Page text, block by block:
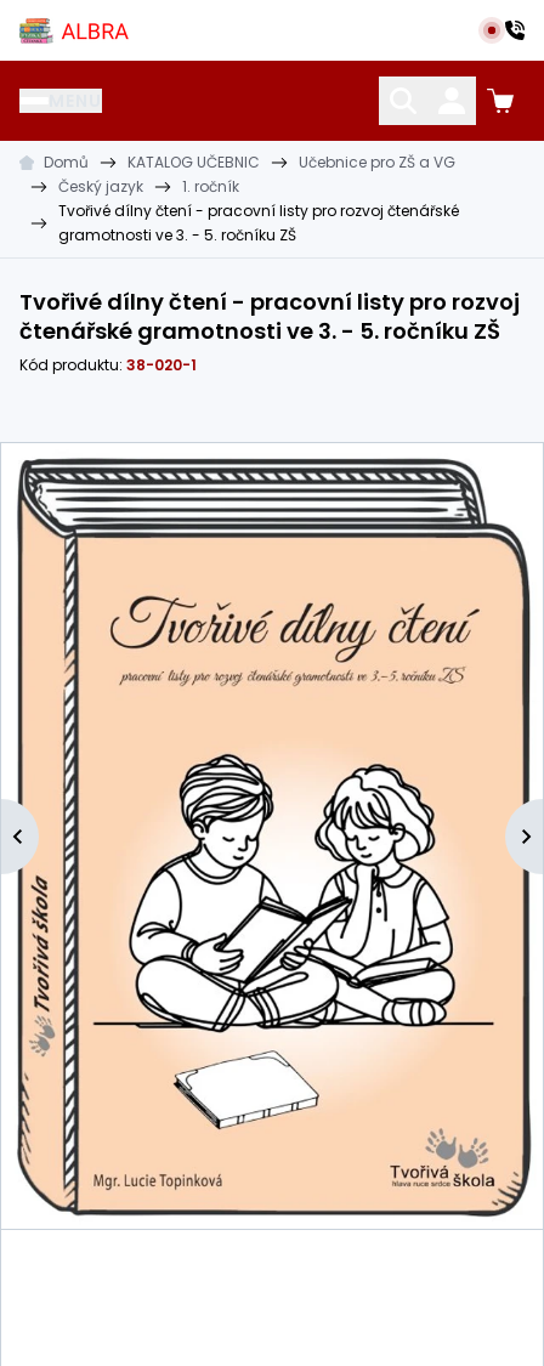
Přeskočit na hlavní obsah
Albra s.r.o.
KATALOG UČEBNIC CIZÍ JAZYKY OSTATNÍ POMŮCKY
Domů KATALOG UČEBNIC
Učebnice pro ZŠ a VG
Český jazyk
1. ročník
Tvořivé dílny čtení - pracovní listy pro rozvoj čtenářské
gramotnosti ve 3. - 5. ročníku ZŠ
Tvořivé dílny čtení - pracovní listy pro rozvoj
čtenářské gramotnosti ve 3. - 5. ročníku ZŠ
Kód produktu: 38-020-1